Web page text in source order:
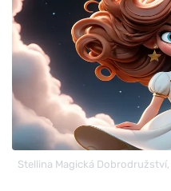
Stellina Magická